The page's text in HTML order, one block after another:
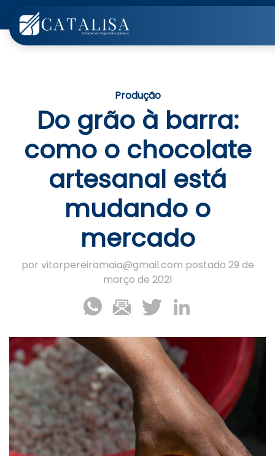
Produção
Do grão à barra:
como o chocolate
artesanal está
mudando o
mercado
por vitorpereiramaia@gmail.com postado 29 de
março de 2021